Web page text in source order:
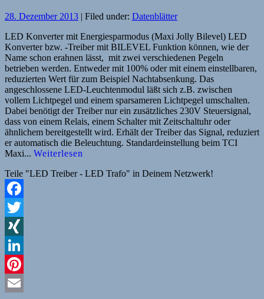
28. Dezember 2013 | Filed under: Datenblätter
LED Konverter mit Energiesparmodus (Maxi Jolly Bilevel) LED
Konverter bzw. -Treiber mit BILEVEL Funktion können, wie der
Name schon erahnen lässt, mit zwei verschiedenen Pegeln
betrieben werden. Entweder mit 100% oder mit einem einstellbaren,
reduzierten Wert für zum Beispiel Nachtabsenkung. Das
angeschlossene LED-Leuchtenmodul läßt sich z.B. zwischen
vollem Lichtpegel und einem sparsameren Lichtpegel umschalten.
Dabei benötigt der Treiber nur ein zusätzliches 230V Steuersignal,
dass von einem Relais, einem Schalter mit Zeitschaltuhr oder
ähnlichem bereitgestellt wird. Erhält der Treiber das Signal, reduziert
er automatisch die Beleuchtung. Standardeinstellung beim TCI
Maxi... Weiterlesen
Teile "LED Treiber - LED Trafo" in Deinem Netzwerk!
Facebook
Twitter
XING
LinkedIn
Pinterest